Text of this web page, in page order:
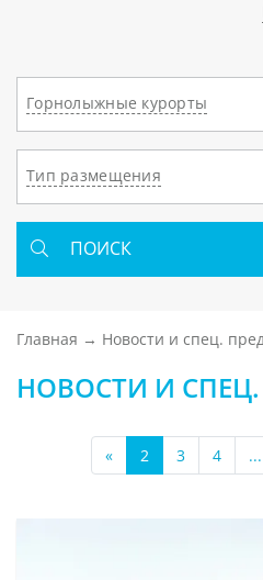
Горнолыжные курорты
Тип размещения
ПОИСК
Главная Новости и спец.
НОВОСТИ И
« 2 3 4 ...